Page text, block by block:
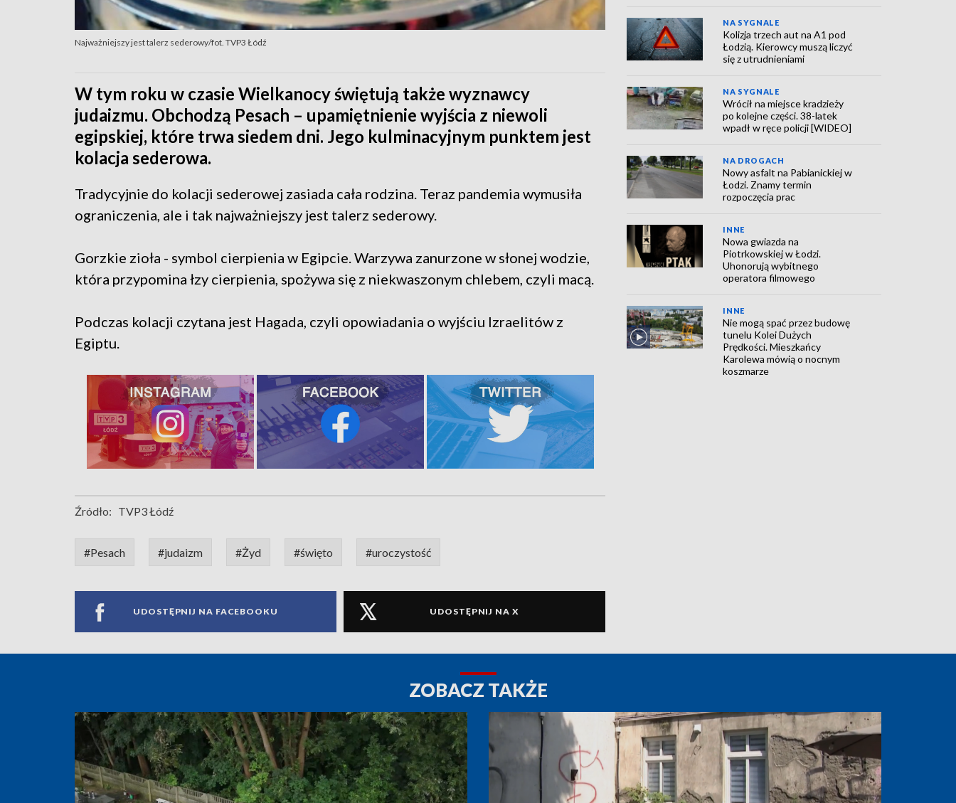
Najważniejszy jest talerz sederowy/fot. TVP3 Łódź
W tym roku w czasie Wielkanocy świętują także wyznawcy
judaizmu. Obchodzą Pesach – upamiętnienie wyjścia z niewoli
egipskiej, które trwa siedem dni. Jego kulminacyjnym punktem jest
kolacja sederowa.
Tradycyjnie do kolacji sederowej zasiada cała rodzina. Teraz pandemia wymusiła
ograniczenia, ale i tak najważniejszy jest talerz sederowy.
Gorzkie zioła - symbol cierpienia w Egipcie. Warzywa zanurzone w słonej wodzie,
która przypomina łzy cierpienia, spożywa się z niekwaszonym chlebem, czyli macą.
Podczas kolacji czytana jest Hagada, czyli opowiadania o wyjściu Izraelitów z
Egiptu.
Źródło: TVP3 Łódź
#Pesach #judaizm #Żyd #święto #uroczystość
UDOSTĘPNIJ NA FACEBOOKU UDOSTĘPNIJ NA X
NA SYGNALE
Kolizja trzech aut na A1 pod
Łodzią. Kierowcy muszą liczyć
się z utrudnieniami
NA SYGNALE
Wrócił na miejsce kradzieży
po kolejne części. 38-latek
wpadł w ręce policji [WIDEO]
NA DROGACH
Nowy asfalt na Pabianickiej w
Łodzi. Znamy termin
rozpoczęcia prac
INNE
Nowa gwiazda na
Piotrkowskiej w Łodzi.
Uhonorują wybitnego
operatora filmowego
INNE
Nie mogą spać przez budowę
tunelu Kolei Dużych
Prędkości. Mieszkańcy
Karolewa mówią o nocnym
koszmarze
ZOBACZ TAKŻE